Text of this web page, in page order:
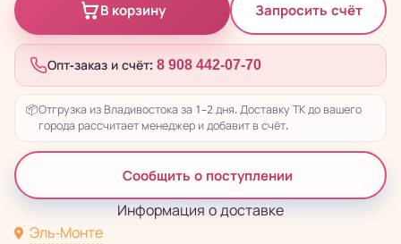
В корзину Запросить счёт
Опт-заказ и счёт: 8 908 442-07-70
📦Отгрузка из Владивостока за 1–2 дня. Доставку ТК до вашего
города рассчитает менеджер и добавит в счёт.
Сообщить о поступлении
Информация о доставке
Эль-Монте